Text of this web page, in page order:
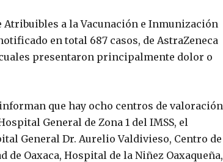
a la Vacunación e Inmunización
en total 687 casos, de AstraZeneca
cuales presentaron principalmente dolor o
que hay ocho centros de valoración
General de Zona 1 del IMSS, el
General Dr. Aurelio Valdivieso, Centro de
de Oaxaca, Hospital de la Niñez Oaxaqueña,